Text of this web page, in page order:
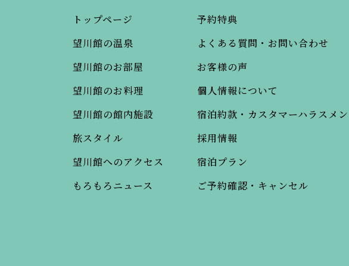
トップページ
望川館の温泉
望川館のお部屋
望川館のお料理
望川館の館内施設
旅スタイル
望川館へのアクセス
もろもろニュース
予約特典
よくある質問・お問い合わせ
お客様の声
個人情報について
宿泊約款・カスタマーハラスメ
採用情報
宿泊プラン
ご予約確認・キャンセル